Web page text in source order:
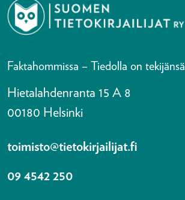
Faktahommissa – Tiedolla on tekijänsä
Hietalahdenranta 15 A 8
00180 Helsinki
toimisto@tietokirjailijat.fi
09 4542 250